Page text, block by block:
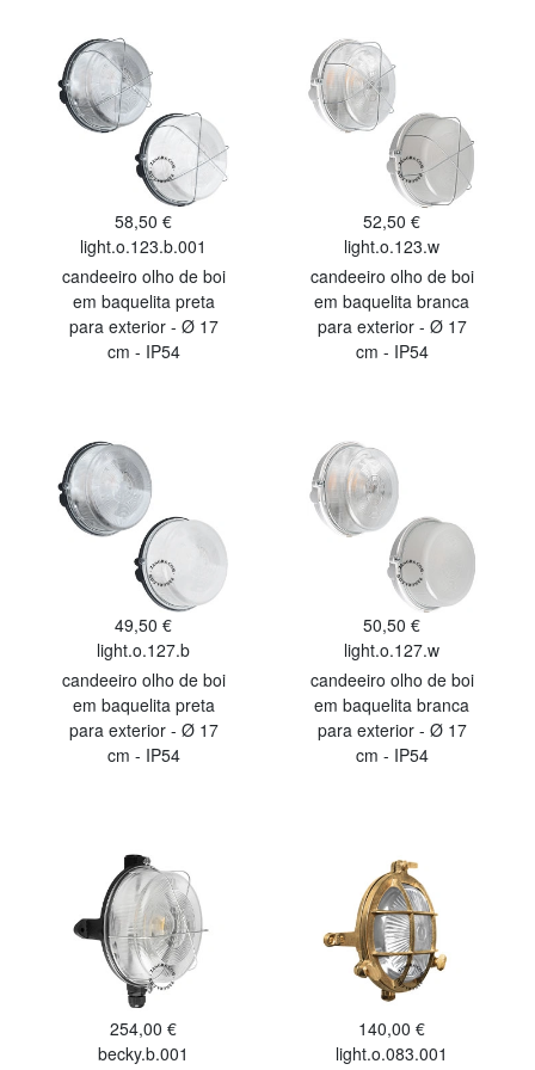
58,50 €
light.o.123.b.001
candeeiro olho de boi
em baquelita preta
para exterior - Ø 17
cm - IP54
52,50 €
light.o.123.w
candeeiro olho de boi
em baquelita branca
para exterior - Ø 17
cm - IP54
49,50 €
light.o.127.b
candeeiro olho de boi
em baquelita preta
para exterior - Ø 17
cm - IP54
50,50 €
light.o.127.w
candeeiro olho de boi
em baquelita branca
para exterior - Ø 17
cm - IP54
254,00 €
becky.b.001
140,00 €
light.o.083.001